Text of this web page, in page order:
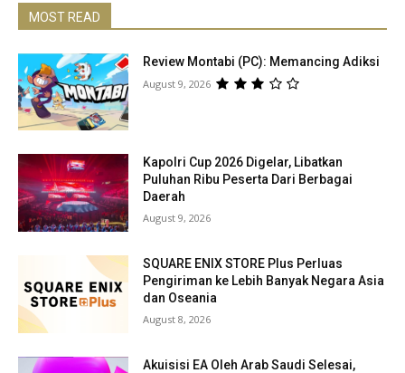
MOST READ
Review Montabi (PC): Memancing Adiksi
August 9, 2026
Kapolri Cup 2026 Digelar, Libatkan
Puluhan Ribu Peserta Dari Berbagai
Daerah
August 9, 2026
SQUARE ENIX STORE Plus Perluas
Pengiriman ke Lebih Banyak Negara Asia
dan Oseania
August 8, 2026
Akuisisi EA Oleh Arab Saudi Selesai,